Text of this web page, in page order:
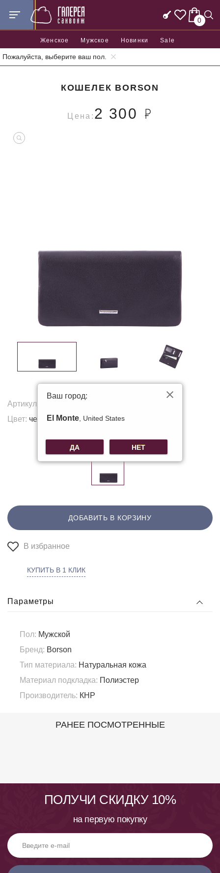
0
Женское Мужское Новинки Sale
Пожалуйста, выберите ваш пол.
Главная Аксессуары Кошельки
КОШЕЛЕК BORSON
Цена: 2 300
Артикул:
Цвет: черный
ДОБАВИТЬ В КОРЗИНУ
В избранное
КУПИТЬ В 1 КЛИК
Параметры
Пол: Мужской
Бренд: Borson
Тип материала: Натуральная кожа
Материал подкладка: Полиэстер
Производитель: КНР
РАНЕЕ ПОСМОТРЕННЫЕ
ПОЛУЧИ СКИДКУ 10%
на первую покупку
Ваш город:
El Monte , United States
ДА НЕТ